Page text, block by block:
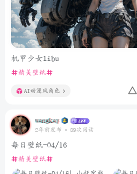
机甲少女libu
精美壁纸
AI动漫风角色
wangkay
2年前发布 39次阅读
每日壁纸-04/16
精美壁纸